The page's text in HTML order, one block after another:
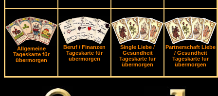
Allgemeine
Tageskarte für
übermorgen
Beruf / Finanzen
Tageskarte für
übermorgen
Single Liebe /
Gesundheit
Tageskarte für
übermorgen
Partnerschaft Liebe
/ Gesundheit
Tageskarte für
übermorgen